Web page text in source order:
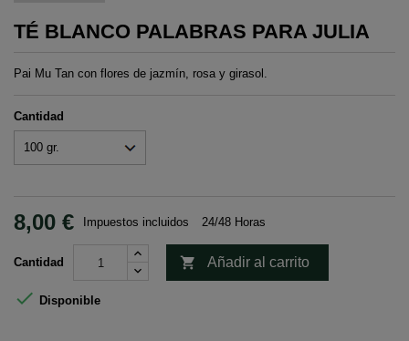
TÉ BLANCO PALABRAS PARA JULIA
Pai Mu Tan con flores de jazmín, rosa y girasol.
Cantidad
8,00 € Impuestos incluidos 24/48 Horas
Cantidad  Añadir al carrito
 Disponible